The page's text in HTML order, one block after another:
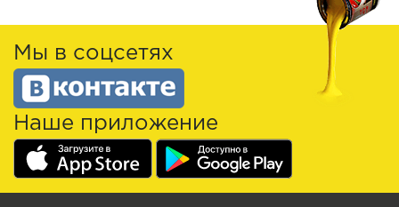
Мы в соцсетях
Наше приложение